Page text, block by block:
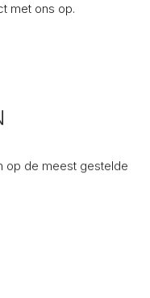
met ons op.
op de meest gestelde